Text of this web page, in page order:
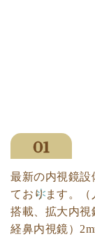
最新の内視鏡設
ております。（
搭載、拡大内視
経鼻内視鏡）